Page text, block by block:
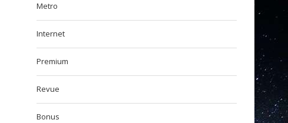
Metro
Internet
Premium
Revue
Bonus